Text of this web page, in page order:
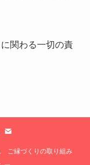
関わる一切の責
ご縁づくりの取り組み